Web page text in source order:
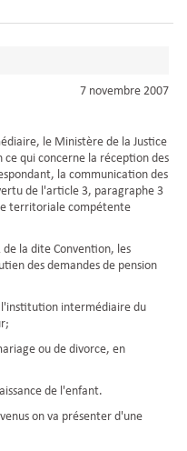
7 novembre 2007
le Ministère de la Justice
qui concerne la réception des
la communication des
de l'article 3, paragraphe 3
territoriale compétente
la dite Convention, les
des demandes de pension
intermédiaire du
ou de divorce, en
de l'enfant.
on va présenter d'une